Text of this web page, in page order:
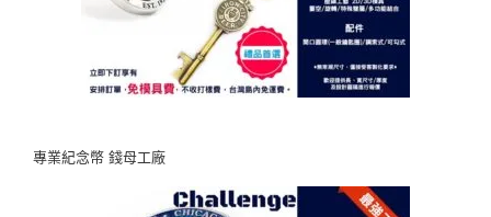
專業紀念幣 錢母工廠